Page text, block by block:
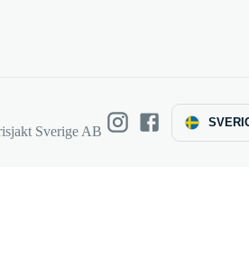
Sverige AB